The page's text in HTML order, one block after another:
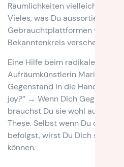
Räumlichkeiten vielleicht auch
Vieles, was Du aussortierst,
Gebrauchtplattformen
Bekanntenkreis verschenken.
Eine Hilfe beim radikalen
Aufräumkünstlerin Marie
Gegenstand in die Hand und
joy?” → Wenn Dich
brauchst Du sie wohl auch
These. Selbst wenn Du diese
befolgst, wirst Du Dich so von
können.